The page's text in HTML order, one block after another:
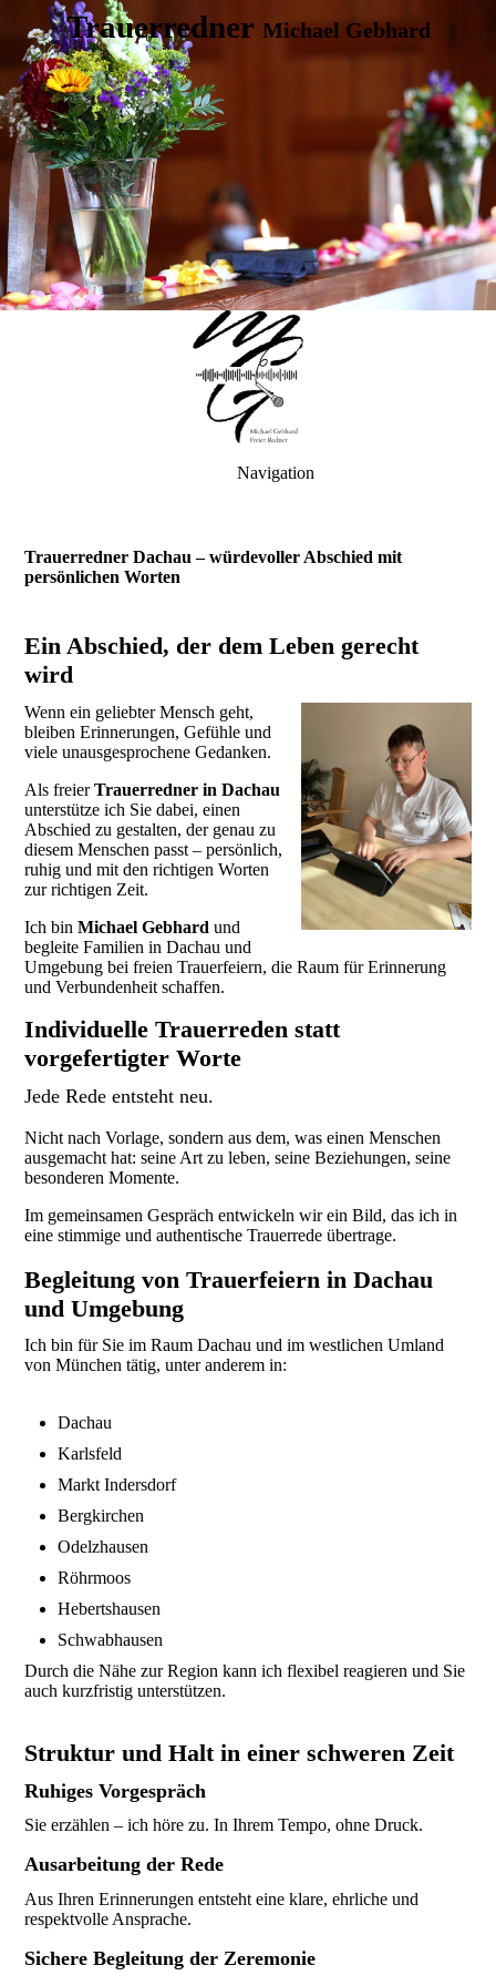
Trauerredner Michael Gebhard
Navigation
Trauerredner Dachau – würdevoller Abschied mit
persönlichen Worten
Ein Abschied, der dem Leben gerecht
wird
Wenn ein geliebter Mensch geht,
bleiben Erinnerungen, Gefühle und
viele unausgesprochene Gedanken.
Als freierTrauerredner in Dachau
unterstütze ich Sie dabei, einen
Abschied zu gestalten, der genau zu
diesem Menschen passt – persönlich,
ruhig und mit den richtigen Worten
zur richtigen Zeit.
Ich binMichael Gebhard und
begleite Familien in Dachau und
Umgebung bei freien Trauerfeiern, die Raum für Erinnerung
und Verbundenheit schaffen.
Individuelle Trauerreden statt
vorgefertigter Worte
Jede Rede entsteht neu.
Nicht nach Vorlage, sondern aus dem, was einen Menschen
ausgemacht hat: seine Art zu leben, seine Beziehungen, seine
besonderen Momente.
Im gemeinsamen Gespräch entwickeln wir ein Bild, das ich in
eine stimmige und authentische Trauerrede übertrage.
Begleitung von Trauerfeiern in Dachau
und Umgebung
Ich bin für Sie im Raum Dachau und im westlichen Umland
von München tätig, unter anderem in:
Dachau
Karlsfeld
Markt Indersdorf
Bergkirchen
Odelzhausen
Röhrmoos
Hebertshausen
Schwabhausen
Durch die Nähe zur Region kann ich flexibel reagieren und Sie
auch kurzfristig unterstützen.
Struktur und Halt in einer schweren Zeit
Ruhiges Vorgespräch
Sie erzählen – ich höre zu. In Ihrem Tempo, ohne Druck.
Ausarbeitung der Rede
Aus Ihren Erinnerungen entsteht eine klare, ehrliche und
respektvolle Ansprache.
Sichere Begleitung der Zeremonie